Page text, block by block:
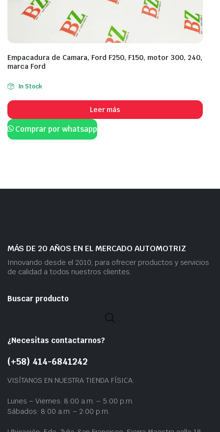
Empacadura de Camara, Ford F250, F150, motor 300, 240,
marca Ford
In Stock
Leer más
Comprar por whatsapp
MÁS DE 20 AÑOS EN EL MERCADO AUTOMOTRIZ
Innovando desde el 2010, para ofrecer productos y servicios
de calidad a todos nuestros clientes.
Buscar producto
¿Necesitas contactarnos?
(+58) 414-6841242
VISÍTANOS EN NUESTRA TIENDA FÍSICA:
Lunes – Viernes: 8:00 a.m. – 5:00 p.m.
Sábados: 8:00 a.m. – 2:00 p.m.